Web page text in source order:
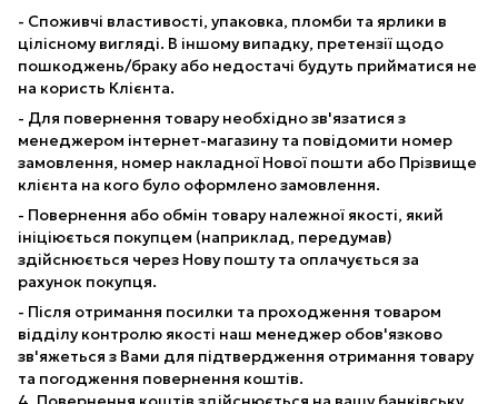
- Споживчі властивості, упаковка, пломби та ярлики в
цілісному вигляді. В іншому випадку, претензії щодо
пошкоджень/браку або недостачі будуть прийматися не
на користь Клієнта.
- Для повернення товару необхідно зв'язатися з
менеджером інтернет-магазину та повідомити номер
замовлення, номер накладної Нової пошти або Прізвище
клієнта на кого було оформлено замовлення.
- Повернення або обмін товару належної якості, який
ініціюється покупцем (наприклад, передумав)
здійснюється через Нову пошту та оплачується за
рахунок покупця.
- Після отримання посилки та проходження товаром
відділу контролю якості наш менеджер обов'язково
зв'яжеться з Вами для підтвердження отримання товару
та погодження повернення коштів.